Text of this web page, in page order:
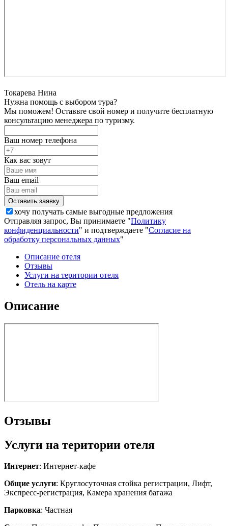
Токарева Нина
Нужна помощь с выбором тура?
Мы поможем! Оставьте свой номер и получите бесплатную
консультацию менеджера по туризму.
Ваш номер телефона
Как вас зовут
Ваш email
хочу получать самые выгодные предложения
Отправляя запрос, Вы принимаете "Политику
конфиденциальности" и подтверждаете "Согласие на
обработку персональных данных"
Описание отеля
Отзывы
Услуги на територии отеля
Отель на карте
Описание
Отзывы
Услуги на територии отеля
Интернет: Интернет-кафе
Общие услуги: Круглосуточная стойка регистрации, Лифт,
Экспресс-регистрация, Камера хранения багажа
Парковка: Частная